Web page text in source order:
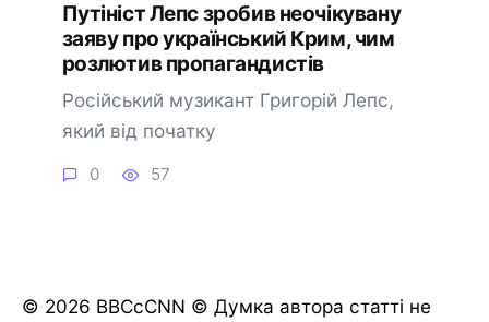
Путініст Лепс зробив неочікувану
заяву про український Крим, чим
розлютив пропагандистів
Російський музикант Григорій Лепс,
який від початку
0 57
© 2026 BBCcCNN © Думка автора статті не